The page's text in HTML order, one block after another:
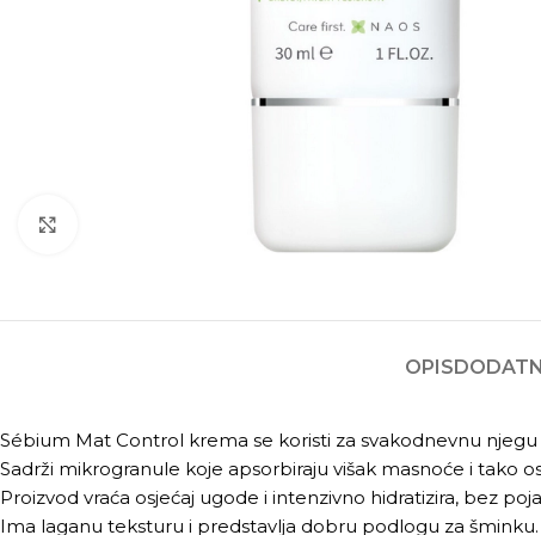
OPIS
Sébium Mat Control krema se koristi za svakodnevnu
Sadrži mikrogranule koje apsorbiraju višak masnoće i tako
Proizvod vraća osjećaj ugode i intenzivno hidratizira, bez
Ima laganu teksturu i predstavlja dobru podlogu za šminku.